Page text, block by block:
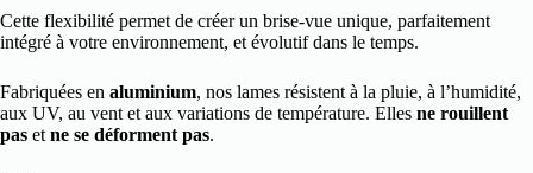
Cette flexibilité permet de créer un brise-vue unique, parfaitement
intégré à votre environnement, et évolutif dans le temps.
Fabriquées en aluminium, nos lames résistent à la pluie, à l’humidité,
aux UV, au vent et aux variations de température. Elles ne rouillent
pas et ne se déforment pas.